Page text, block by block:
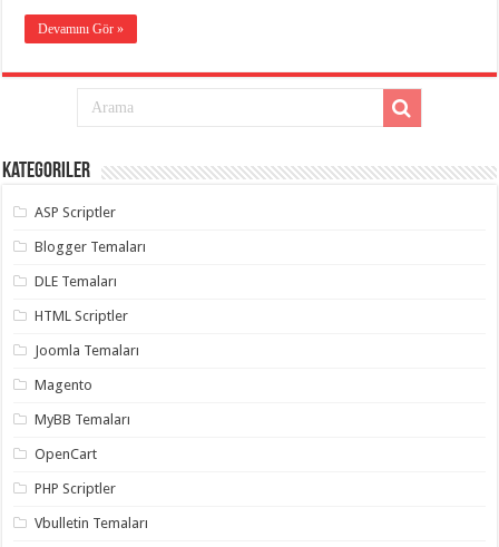
taşımacılık,
evden
taşımacılık,
evden
eve
gaziantep
organizasyon,
gaziantep
organizasyon
gaziantep
organizasyon,
gaziantep
organizasyon,
gaziantep
organizasyon ,
gaziantep
organizasyon,
palyaço,
takipçi
twitter
hilesi ,
Devamını Gör »
Kategoriler
ASP Scriptler
Blogger Temaları
DLE Temaları
HTML Scriptler
Joomla Temaları
Magento
MyBB Temaları
OpenCart
PHP Scriptler
Vbulletin Temaları